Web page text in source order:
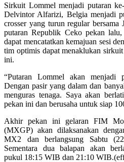
Sirkuit Lommel menjadi putaran
Delvintor Alfarizi, Belgia menjadi
crosser yang turun regular
putaran Republik Ceko pekan
dapat mencatatkan kemajuan sesi
tim optimis dapat menaklukan
ini.
“Putaran Lommel akan menjadi
Dengan pasir yang dalam dan
menguras tenaga. Saya akan
pekan ini dan berusaha untuk siap
Akhir pekan ini gelaran FIM
(MXGP) akan dilaksanakan
MX2 dan berlangsung Sabtu
Sementara dua balapan akan
pukul 18:15 WIB dan 21:10